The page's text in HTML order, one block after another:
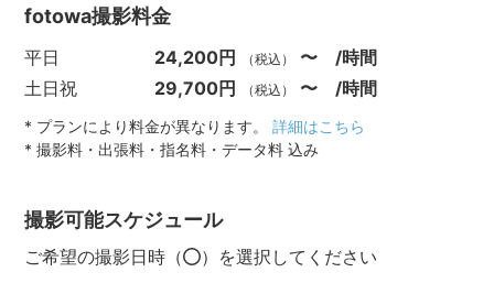
後々に見返した時にドキュメンタリーの様にその日の記録が
残っていますと忘れがちな場面も残り思い出もより可愛く彩
りが増して感じられます。
もちろん通常のお詣りのみの撮影も承っております。
お時間のことなどで準備シーンから撮影したいけど1時間では
難しいかもとお考えの方はお気軽にご相談ください。
数が多くなればなるほど撮影の難易度が上がると考えており
お子様が主役の場合、お子様から見てパパさんママさんから
fotowa撮影料金
平日 24,200円 （税込）
〜 /時間
土日祝
29,700円 （税込） 〜 /時間
* プランにより料金が異なります。詳細はこちら
* 撮影料・出張料・指名料・データ料 込み
撮影可能スケジュール
ご希望の撮影日時（ ）を選択してください